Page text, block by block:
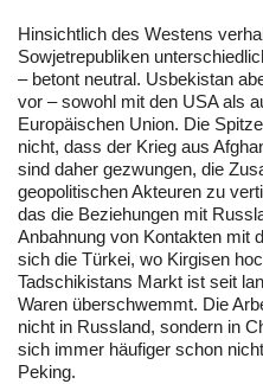
Hinsichtlich des Westens
Sowjetrepubliken
– betont neutral. Usbekistan
vor – sowohl mit den USA als
Europäischen Union. Die
nicht, dass der Krieg aus
sind daher gezwungen, die
geopolitischen Akteuren zu
das die Beziehungen mit
Anbahnung von Kontakten mit
sich die Türkei, wo Kirgisen
Tadschikistans Markt ist seit
Waren überschwemmt. Die
nicht in Russland, sondern in
sich immer häufiger schon
Peking.